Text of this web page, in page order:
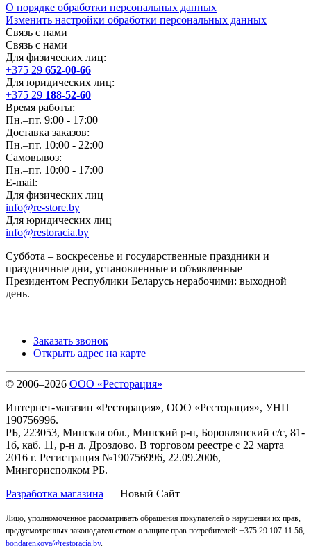
О порядке обработки персональных данных
Изменить настройки обработки персональных данных
Связь с нами
Связь с нами
Для физических лиц:
+375 29 652-00-66
Для юридических лиц:
+375 29 188-52-60
Время работы:
Пн.–пт. 9:00 - 17:00
Доставка заказов:
Пн.–пт. 10:00 - 22:00
Самовывоз:
Пн.–пт. 10:00 - 17:00
E-mail:
Для физических лиц
info@re-store.by
Для юридических лиц
info@restoracia.by
Суббота – воскресенье и государственные праздники и
праздничные дни, установленные и объявленные
Президентом Республики Беларусь нерабочими: выходной
день.
Заказать звонок
Открыть адрес на карте
© 2006–2026 ООО «Ресторация»
Интернет-магазин «Ресторация», ООО «Ресторация», УНП
190756996.
РБ, 223053, Минская обл., Минский р-н, Боровлянский с/с, 81-
1б, каб. 11, р-н д. Дроздово. В торговом реестре с 22 марта
2016 г. Регистрация №190756996, 22.09.2006,
Мингорисполком РБ.
Разработка магазина — Новый Сайт
Лицо, уполномоченное рассматривать обращения покупателей о нарушении их прав,
предусмотренных законодательством о защите прав потребителей: +375 29 107 11 56,
bondarenkova@restoracia.by.